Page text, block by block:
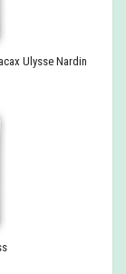
Ulysse Nardin